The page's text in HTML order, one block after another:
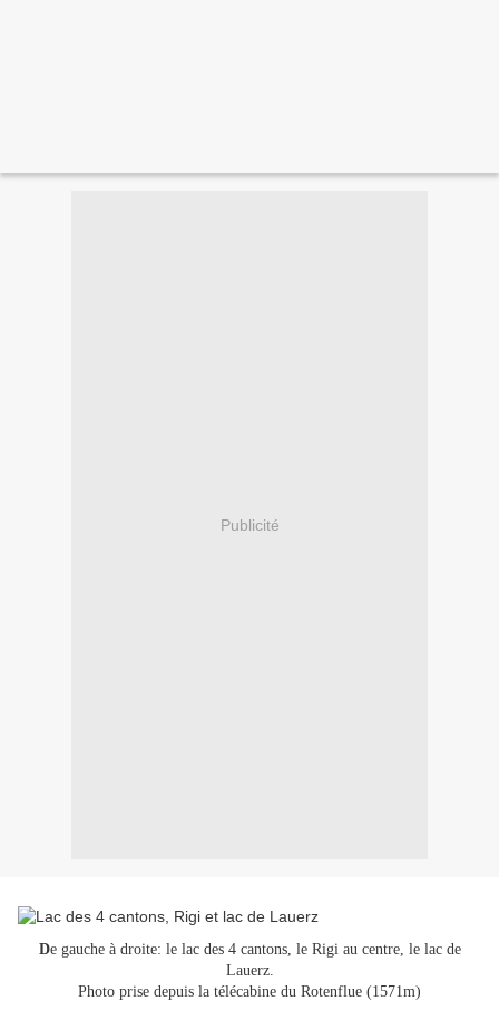
Publicité
De gauche à droite: le lac des 4 cantons, le Rigi au centre, le lac de
Lauerz.
Photo prise depuis la télécabine du Rotenflue (1571m)